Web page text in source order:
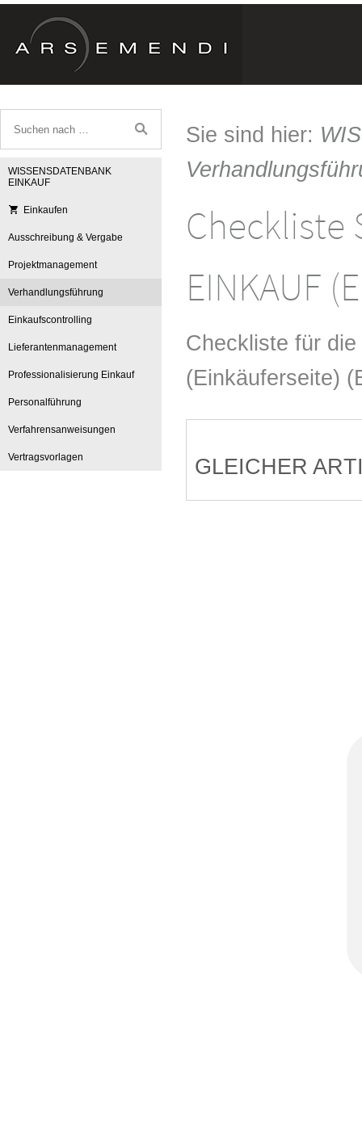
WISSENSDATENBANK
EINKAUF
Einkaufen
Ausschreibung & Vergabe
Projektmanagement
Verhandlungsführung
Einkaufscontrolling
Lieferantenmanagement
Professionalisierung Einkauf
Personalführung
Verfahrensanweisungen
Vertragsvorlagen
Sie sind hier:
Checkliste
EINKAUF
Checkliste für
(Einkäuferseite)
GLEICHER